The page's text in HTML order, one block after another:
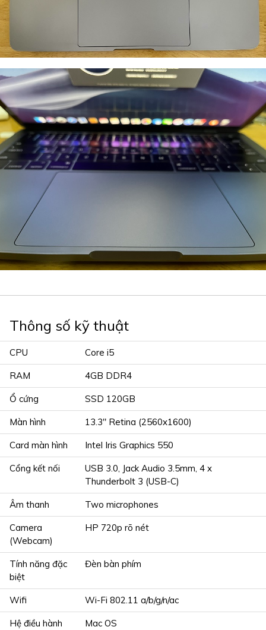
Thông số kỹ thuật
CPU Core i5
RAM 4GB DDR4
Ổ cứng SSD 120GB
Màn hình 13.3" Retina (2560x1600)
Card màn hình Intel Iris Graphics 550
Cổng kết nối
USB 3.0, Jack Audio 3.5mm, 4 x
Thunderbolt 3 (USB-C)
Âm thanh Two microphones
Camera
(Webcam)
HP 720p rõ nét
Tính năng đặc
biệt
Đèn bàn phím
Wifi Wi-Fi 802.11 a/b/g/n/ac
Hệ điều hành Mac OS